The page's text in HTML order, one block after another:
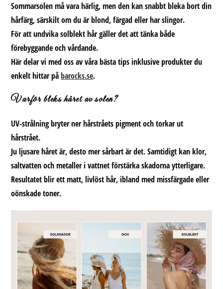
Sommarsolen må vara härlig, men den kan snabbt bleka bort din
hårfärg, särskilt om du är blond, färgad eller har slingor.
För attundvika solblekt hårgäller det att tänka både
förebyggande och vårdande.
Här delar vi med oss av våra bästa tips inklusive produkter du
enkelt hittar på barocks.se.
Varför bleks håret av solen?
UV-strålning bryter ner hårstråets pigment och torkar ut
hårstrået.
Ju ljusare håret är, desto mer sårbart är det. Samtidigt kan klor,
saltvatten och metaller i vattnet förstärka skadorna ytterligare.
Resultatet blir ett matt, livlöst hår, ibland med missfärgade eller
oönskade toner.